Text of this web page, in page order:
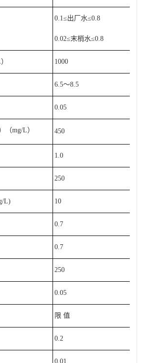
0.1≤出厂水≤0.8
0.02≤末梢水≤0.8
1000
6.5～8.5
0.05
（mg/L） 450
1.0
250
L) 10
0.7
0.7
250
0.05
限 值
0.2
0.01